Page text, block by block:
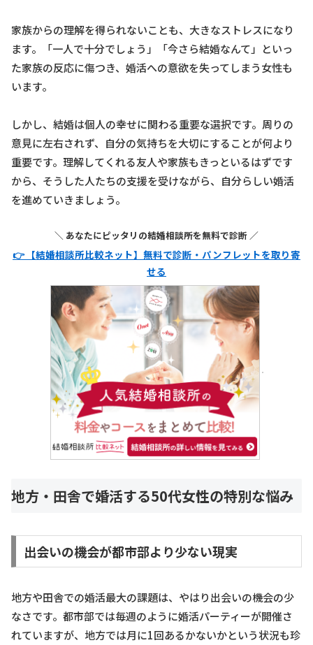
家族からの理解を得られないことも、大きなストレスになり
ます。「一人で十分でしょう」「今さら結婚なんて」といっ
た家族の反応に傷つき、婚活への意欲を失ってしまう女性も
います。
しかし、結婚は個人の幸せに関わる重要な選択です。周りの
意見に左右されず、自分の気持ちを大切にすることが何より
重要です。理解してくれる友人や家族もきっといるはずです
から、そうした人たちの支援を受けながら、自分らしい婚活
を進めていきましょう。
＼ あなたにピッタリの結婚相談所を無料で診断 ／
👉 【結婚相談所比較ネット】無料で診断・パンフレットを取り寄
せる
地方・田舎で婚活する50代女性の特別な悩み
出会いの機会が都市部より少ない現実
地方や田舎での婚活最大の課題は、やはり出会いの機会の少
なさです。都市部では毎週のように婚活パーティーが開催さ
れていますが、地方では月に1回あるかないかという状況も珍